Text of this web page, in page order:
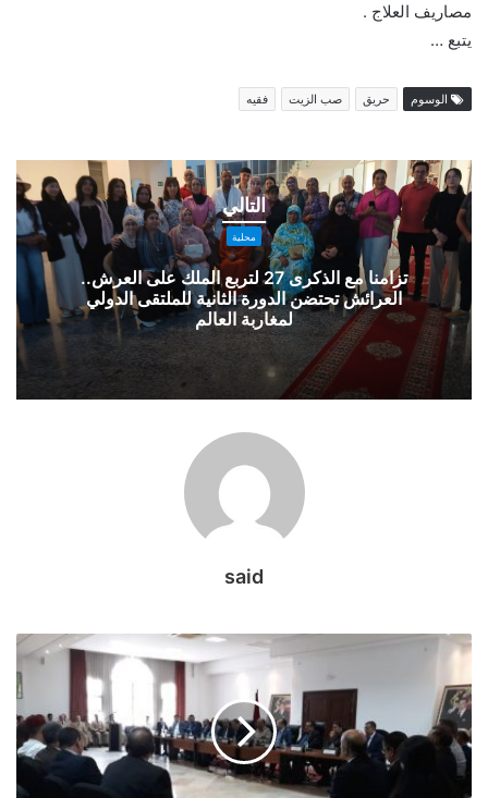
مصاريف العلاج .
يتبع …
الوسوم حريق صب الزيت فقيه
التالي
تزامنا
مع
الذكرى
27
لتربع
الملك
على
العرش..
العرائش
الدورة
محلية
تزامنا مع الذكرى 27 لتربع الملك على العرش..
العرائش تحتضن الدورة الثانية للملتقى الدولي
لمغاربة العالم
said